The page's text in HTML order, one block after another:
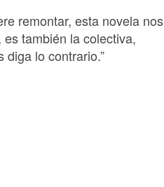
remontar, esta novela nos
también la colectiva,
lo contrario.”